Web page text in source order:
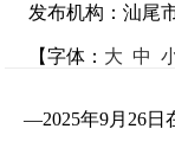
发布机构：汕尾
【字体： 大 中
—2025年9月26日